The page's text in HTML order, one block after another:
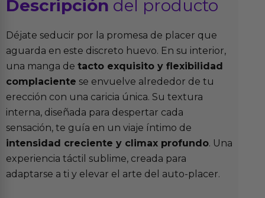
Descripción del producto
Déjate seducir por la promesa de placer que
aguarda en este discreto huevo. En su interior,
una manga de tacto exquisito y flexibilidad
complaciente se envuelve alrededor de tu
erección con una caricia única. Su textura
interna, diseñada para despertar cada
sensación, te guía en un viaje íntimo de
intensidad creciente y climax profundo. Una
experiencia táctil sublime, creada para
adaptarse a ti y elevar el arte del auto-placer.